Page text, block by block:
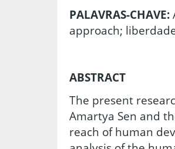
PALAVRAS-CHAVE:
approach;
ABSTRACT
The present
Amartya Sen and
reach of human